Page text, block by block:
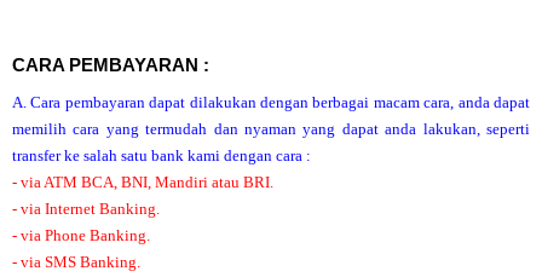
CARA PEMBAYARAN :
A. Cara pembayaran dapat dilakukan dengan berbagai macam cara, anda dapat
memilih cara yang termudah dan nyaman yang dapat anda lakukan, seperti
transfer ke salah satu bank kami dengan cara :
- via ATM BCA, BNI, Mandiri atau BRI.
- via Internet Banking.
- via Phone Banking.
- via SMS Banking.